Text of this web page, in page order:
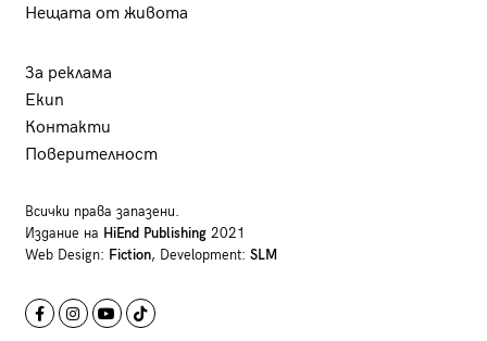
Нещата от живота
За реклама
Екип
Контакти
Поверителност
Всички права запазени.
Издание на HiEnd Publishing2021
Web Design: Fiction, Development: SLM